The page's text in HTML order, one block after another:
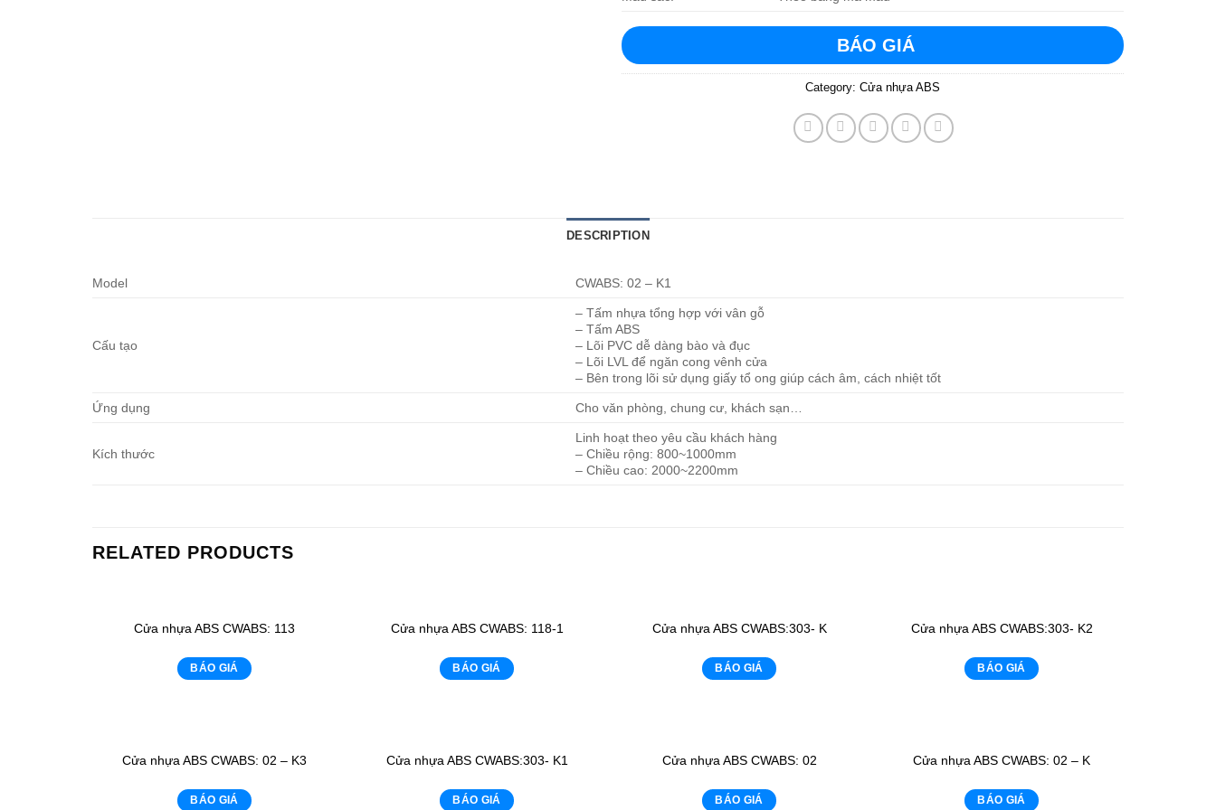
BÁO GIÁ
Category: Cửa nhựa ABS
DESCRIPTION
Model CWABS: 02 – K1
Cấu tạo
– Tấm nhựa tổng hợp với vân gỗ
– Tấm ABS
– Lõi PVC dễ dàng bào và đục
– Lõi LVL để ngăn cong vênh cửa
– Bên trong lõi sử dụng giấy tổ ong giúp cách âm, cách nhiệt tốt
Ứng dụng Cho văn phòng, chung cư, khách sạn…
Kích thước
Linh hoạt theo yêu cầu khách hàng
– Chiều rộng: 800~1000mm
– Chiều cao: 2000~2200mm
RELATED PRODUCTS
Cửa nhựa ABS CWABS: 113
BÁO GIÁ
Cửa nhựa ABS CWABS: 118-1
BÁO GIÁ
Cửa nhựa ABS CWABS:303- K
BÁO GIÁ
Cửa nhựa ABS CWABS:303- K2
BÁO GIÁ
Cửa nhựa ABS CWABS: 02 – K3
BÁO GIÁ
Cửa nhựa ABS CWABS:303- K1
BÁO GIÁ
Cửa nhựa ABS CWABS: 02
BÁO GIÁ
Cửa nhựa ABS CWABS: 02 – K
BÁO GIÁ